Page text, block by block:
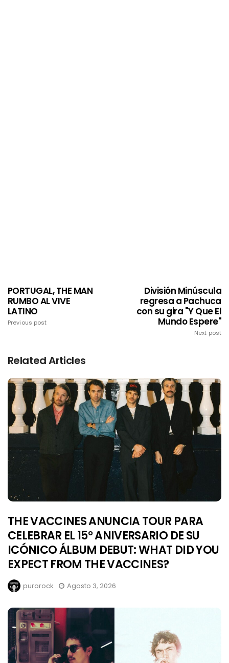
PORTUGAL, THE MAN
RUMBO AL VIVE
LATINO
Previous post
División Minúscula
regresa a Pachuca
con su gira "Y Que El
Mundo Espere"
Next post
Related Articles
THE VACCINES ANUNCIA TOUR PARA
CELEBRAR EL 15° ANIVERSARIO DE SU
ICÓNICO ÁLBUM DEBUT: WHAT DID YOU
EXPECT FROM THE VACCINES?
purorock Agosto 3, 2026